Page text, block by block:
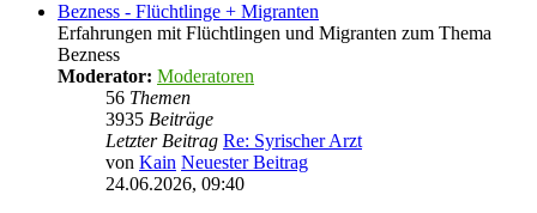
Bezness - Flüchtlinge + Migranten
Erfahrungen mit Flüchtlingen und Migranten zum Thema
Bezness
Moderator: Moderatoren
56 Themen
3935 Beiträge
Letzter Beitrag Re: Syrischer Arzt
von Kain Neuester Beitrag
24.06.2026, 09:40